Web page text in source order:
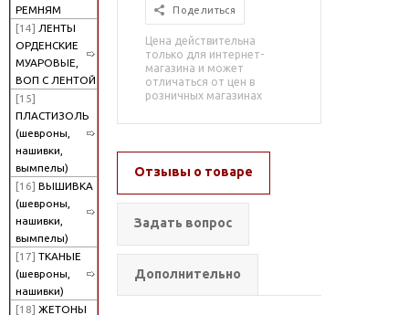
РЕМНЯМ
[14] ЛЕНТЫ
ОРДЕНСКИЕ
МУАРОВЫЕ,
ВОП С ЛЕНТОЙ
[15]
ПЛАСТИЗОЛЬ
(шевроны,
нашивки,
вымпелы)
[16] ВЫШИВКА
(шевроны,
нашивки,
вымпелы)
[17] ТКАНЫЕ
(шевроны,
нашивки)
[18] ЖЕТОНЫ
Поделиться
Цена действительна
только для интернет-
магазина и может
отличаться от цен в
розничных магазинах
Отзывы о товаре
Задать вопрос
Дополнительно